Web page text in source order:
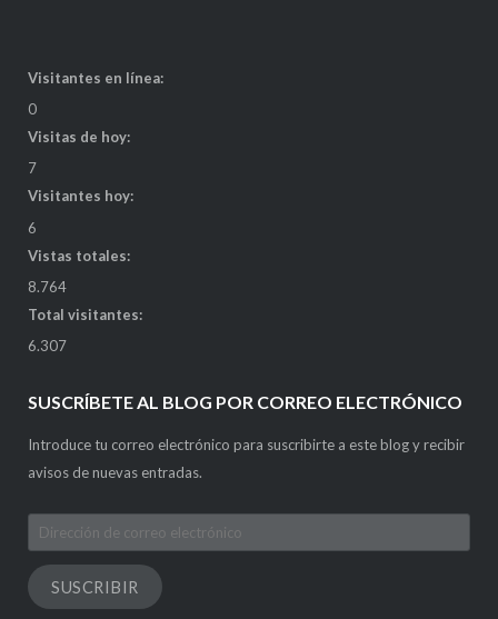
Visitantes en línea:
0
Visitas de hoy:
7
Visitantes hoy:
6
Vistas totales:
8.764
Total visitantes:
6.307
SUSCRÍBETE AL BLOG POR CORREO ELECTRÓNICO
Introduce tu correo electrónico para suscribirte a este blog y recibir
avisos de nuevas entradas.
Dirección
de
correo
electrónico
SUSCRIBIR